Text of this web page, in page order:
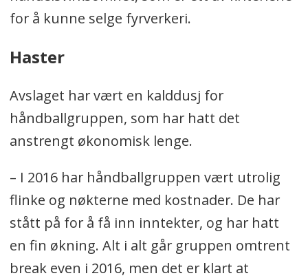
for å kunne selge fyrverkeri.
Haster
Avslaget har vært en kalddusj for
håndballgruppen, som har hatt det
anstrengt økonomisk lenge.
– I 2016 har håndballgruppen vært utrolig
flinke og nøkterne med kostnader. De har
stått på for å få inn inntekter, og har hatt
en fin økning. Alt i alt går gruppen omtrent
break even i 2016, men det er klart at